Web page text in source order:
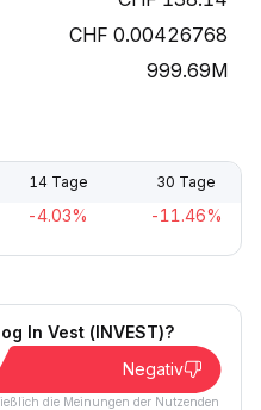
0.00426768
999.69M
14 Tage 30 Tage
-4.03% -11.46%
In Vest (INVEST)?
Negativ
die Meinungen der Nutzenden